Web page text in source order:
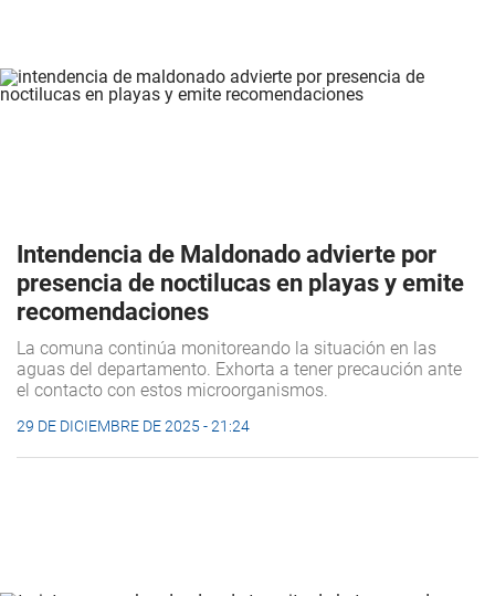
Intendencia de Maldonado advierte por
presencia de noctilucas en playas y emite
recomendaciones
La comuna continúa monitoreando la situación en las
aguas del departamento. Exhorta a tener precaución ante
el contacto con estos microorganismos.
29 DE DICIEMBRE DE 2025 - 21:24